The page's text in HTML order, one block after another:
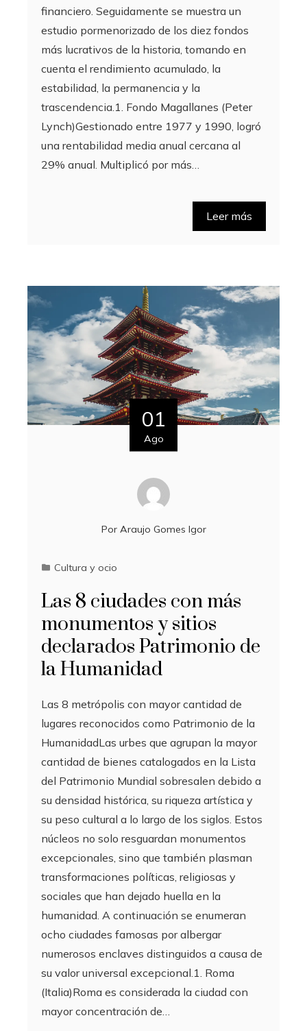
financiero. Seguidamente se muestra un
estudio pormenorizado de los diez fondos
más lucrativos de la historia, tomando en
cuenta el rendimiento acumulado, la
estabilidad, la permanencia y la
trascendencia.1. Fondo Magallanes (Peter
Lynch)Gestionado entre 1977 y 1990, logró
una rentabilidad media anual cercana al
29% anual. Multiplicó por más…
Leer más
01
Ago
Por Araujo Gomes Igor
Cultura y ocio
Las 8 ciudades con más
monumentos y sitios
declarados Patrimonio de
la Humanidad
Las 8 metrópolis con mayor cantidad de
lugares reconocidos como Patrimonio de la
HumanidadLas urbes que agrupan la mayor
cantidad de bienes catalogados en la Lista
del Patrimonio Mundial sobresalen debido a
su densidad histórica, su riqueza artística y
su peso cultural a lo largo de los siglos. Estos
núcleos no solo resguardan monumentos
excepcionales, sino que también plasman
transformaciones políticas, religiosas y
sociales que han dejado huella en la
humanidad. A continuación se enumeran
ocho ciudades famosas por albergar
numerosos enclaves distinguidos a causa de
su valor universal excepcional.1. Roma
(Italia)Roma es considerada la ciudad con
mayor concentración de…